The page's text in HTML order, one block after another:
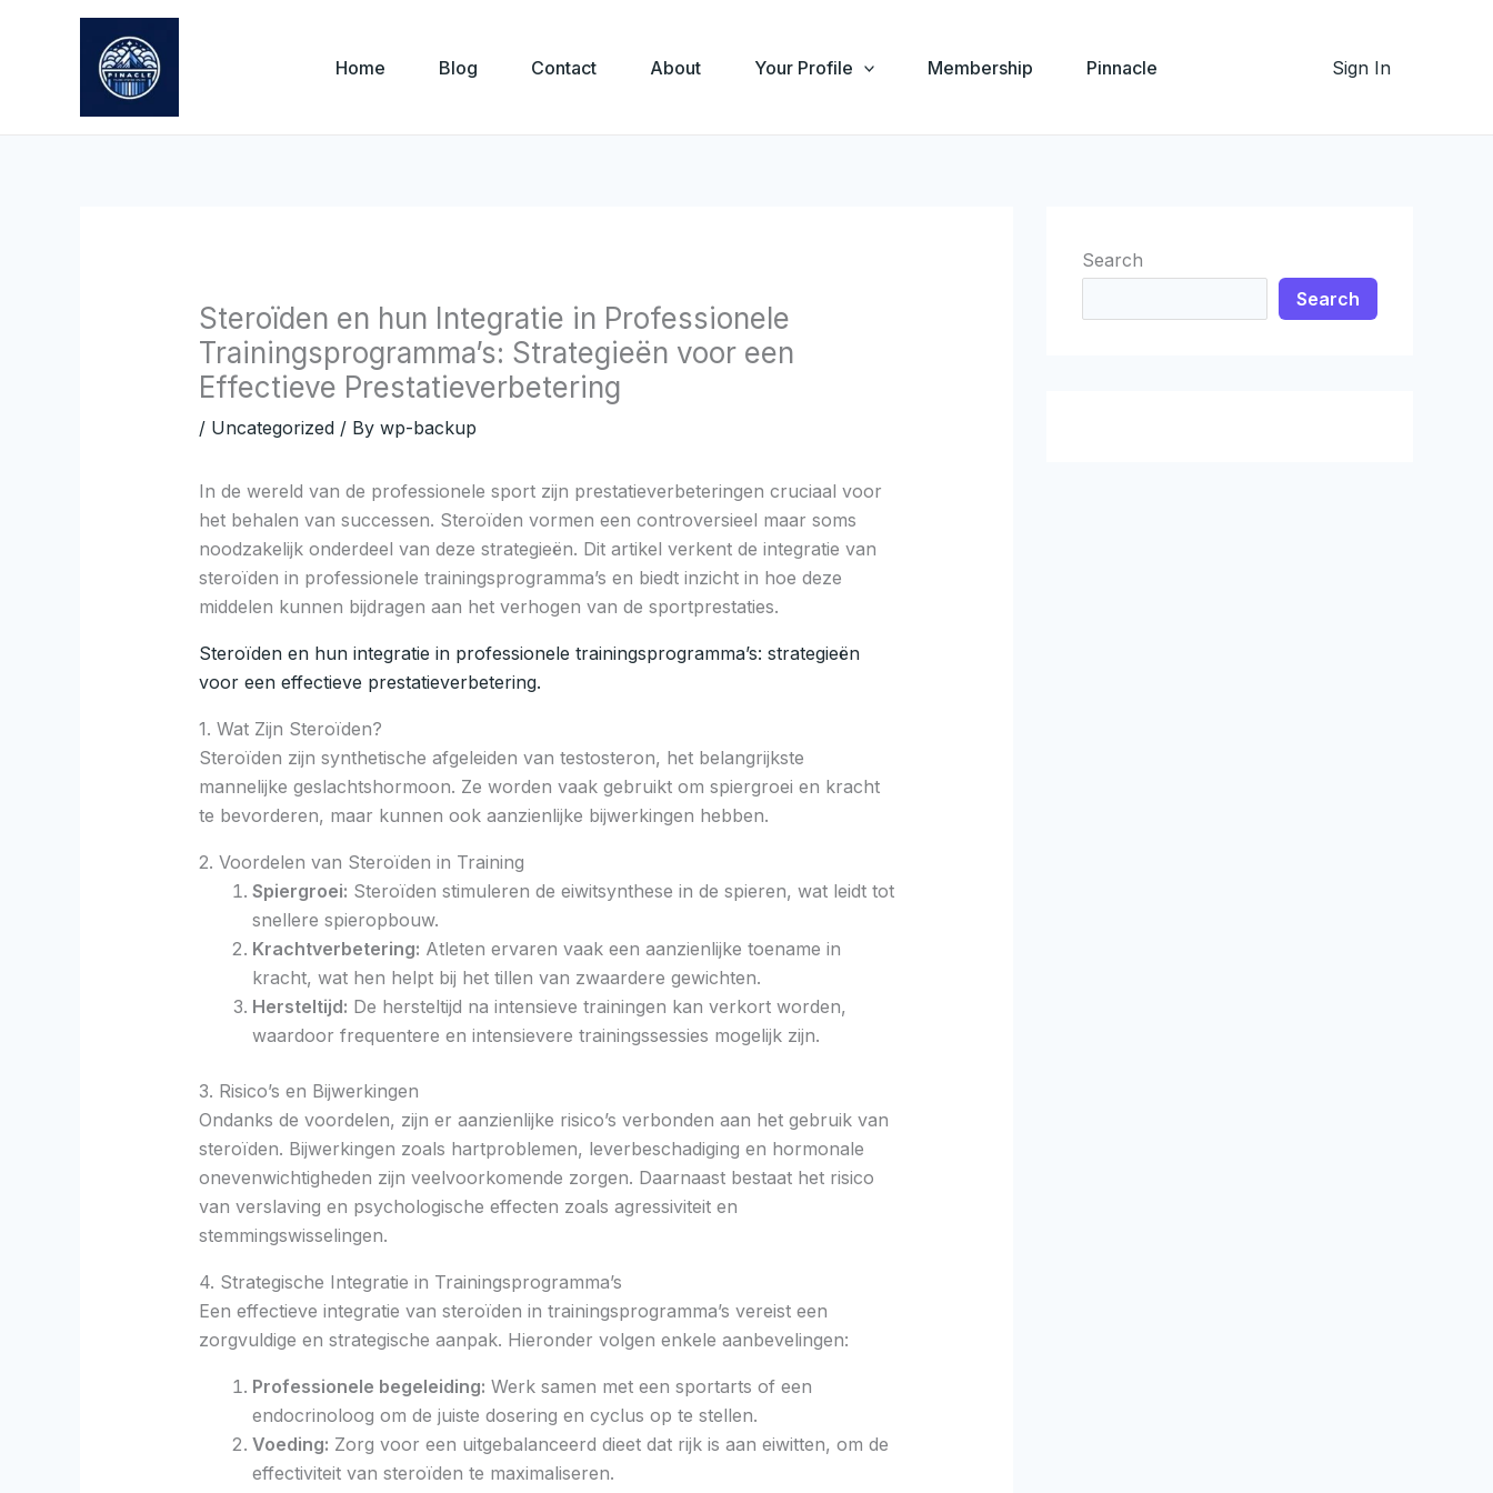
Home Blog Contact About Your Profile Membership Pinnacle Sign In
Steroïden en hun Integratie in Professionele
Trainingsprogramma’s: Strategieën voor een
Effectieve Prestatieverbetering
/ Uncategorized/ By wp-backup
In de wereld van de professionele sport zijn prestatieverbeteringen cruciaal voor
het behalen van successen. Steroïden vormen een controversieel maar soms
noodzakelijk onderdeel van deze strategieën. Dit artikel verkent de integratie van
steroïden in professionele trainingsprogramma’s en biedt inzicht in hoe deze
middelen kunnen bijdragen aan het verhogen van de sportprestaties.
Steroïden en hun integratie in professionele trainingsprogramma’s: strategieën
voor een effectieve prestatieverbetering.
1. Wat Zijn Steroïden?
Steroïden zijn synthetische afgeleiden van testosteron, het belangrijkste
mannelijke geslachtshormoon. Ze worden vaak gebruikt om spiergroei en kracht
te bevorderen, maar kunnen ook aanzienlijke bijwerkingen hebben.
2. Voordelen van Steroïden in Training
Spiergroei: Steroïden stimuleren de eiwitsynthese in de spieren, wat leidt tot
snellere spieropbouw.
Krachtverbetering: Atleten ervaren vaak een aanzienlijke toename in
kracht, wat hen helpt bij het tillen van zwaardere gewichten.
Hersteltijd: De hersteltijd na intensieve trainingen kan verkort worden,
waardoor frequentere en intensievere trainingssessies mogelijk zijn.
3. Risico’s en Bijwerkingen
Ondanks de voordelen, zijn er aanzienlijke risico’s verbonden aan het gebruik van
steroïden. Bijwerkingen zoals hartproblemen, leverbeschadiging en hormonale
onevenwichtigheden zijn veelvoorkomende zorgen. Daarnaast bestaat het risico
van verslaving en psychologische effecten zoals agressiviteit en
stemmingswisselingen.
4. Strategische Integratie in Trainingsprogramma’s
Een effectieve integratie van steroïden in trainingsprogramma’s vereist een
zorgvuldige en strategische aanpak. Hieronder volgen enkele aanbevelingen:
Professionele begeleiding: Werk samen met een sportarts of een
endocrinoloog om de juiste dosering en cyclus op te stellen.
Voeding: Zorg voor een uitgebalanceerd dieet dat rijk is aan eiwitten, om de
effectiviteit van steroïden te maximaliseren.
Search
Search